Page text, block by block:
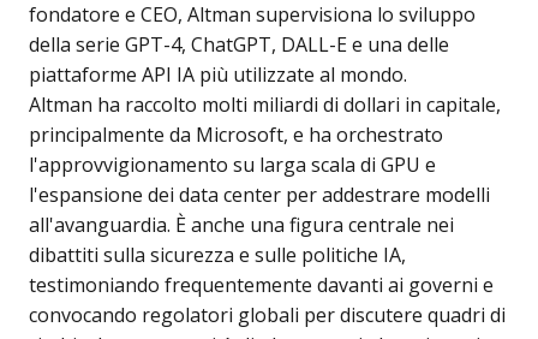
fondatore e CEO, Altman supervisiona lo sviluppo
della serie GPT-4, ChatGPT, DALL-E e una delle
piattaforme API IA più utilizzate al mondo.
Altman ha raccolto molti miliardi di dollari in capitale,
principalmente da Microsoft, e ha orchestrato
l'approvvigionamento su larga scala di GPU e
l'espansione dei data center per addestrare modelli
all'avanguardia. È anche una figura centrale nei
dibattiti sulla sicurezza e sulle politiche IA,
testimoniando frequentemente davanti ai governi e
convocando regolatori globali per discutere quadri di